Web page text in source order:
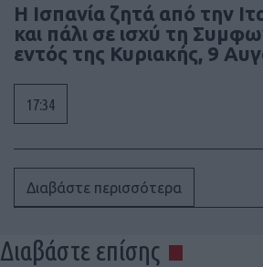
Η Ισπανία ζητά από την
και πάλι σε ισχύ τη
εντός της Κυριακής, 9
17:34
Διαβάστε περισσότερα
Διαβάστε επίσης